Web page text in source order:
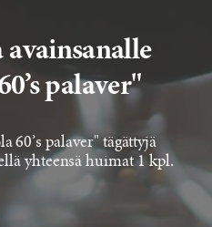
palaver"
60’s palaver" tägättyjä
yhteensä huimat 1 kpl.